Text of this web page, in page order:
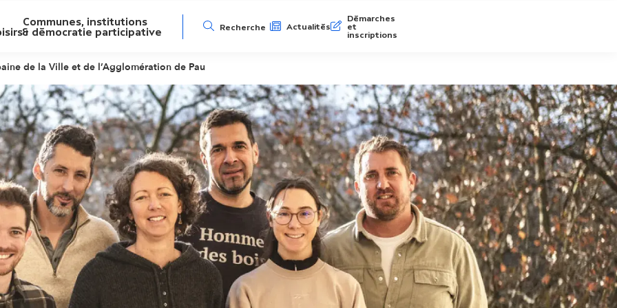
Communes, institutions
& démocratie participative
N
a
v
i
g
a
t
Recherche Actualités
Démarches
et
inscriptions
de la Ville et de l’Agglomération de Pau